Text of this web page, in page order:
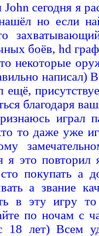
сегодня я
но если
боёв, hd
некоторые
написал)
ещё,
благодаря
играл
то даже уже
я это повторил
покупать а
а звание
в эту игру
по ночам с
18 лет) Всем